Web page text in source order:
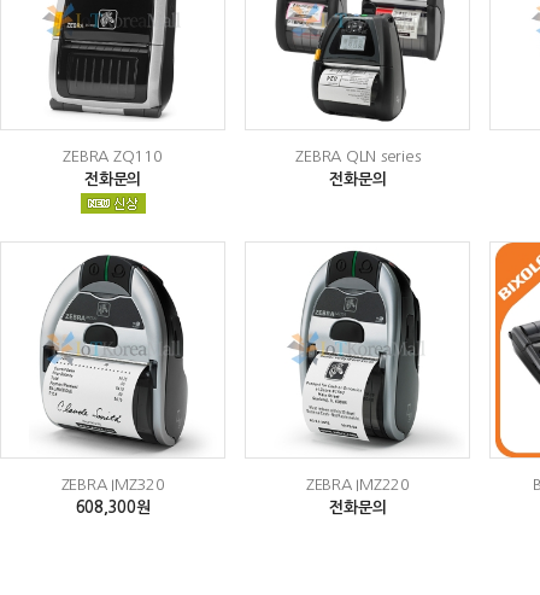
ZEBRA ZQ110
전화문의
ZEBRA QLN series
전화문의
ZEBRA IMZ320
608,300원
ZEBRA IMZ220
전화문의